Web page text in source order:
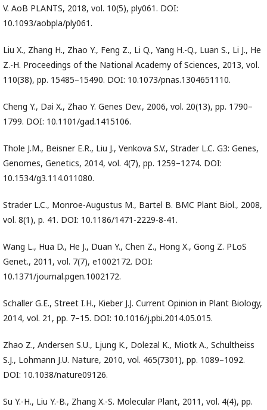
V. AoB PLANTS, 2018, vol. 10(5), ply061. DOI:
10.1093/aobpla/ply061.
Liu X., Zhang H., Zhao Y., Feng Z., Li Q., Yang H.-Q., Luan S., Li J., He
Z.-H. Proceedings of the National Academy of Sciences, 2013, vol.
110(38), pp. 15485–15490. DOI: 10.1073/pnas.1304651110.
Cheng Y., Dai X., Zhao Y. Genes Dev., 2006, vol. 20(13), pp. 1790–
1799. DOI: 10.1101/gad.1415106.
Thole J.M., Beisner E.R., Liu J., Venkova S.V., Strader L.C. G3: Genes,
Genomes, Genetics, 2014, vol. 4(7), pp. 1259–1274. DOI:
10.1534/g3.114.011080.
Strader L.C., Monroe-Augustus M., Bartel B. BMC Plant Biol., 2008,
vol. 8(1), p. 41. DOI: 10.1186/1471-2229-8-41.
Wang L., Hua D., He J., Duan Y., Chen Z., Hong X., Gong Z. PLoS
Genet., 2011, vol. 7(7), e1002172. DOI:
10.1371/journal.pgen.1002172.
Schaller G.E., Street I.H., Kieber J.J. Current Opinion in Plant Biology,
2014, vol. 21, pp. 7–15. DOI: 10.1016/j.pbi.2014.05.015.
Zhao Z., Andersen S.U., Ljung K., Dolezal K., Miotk A., Schultheiss
S.J., Lohmann J.U. Nature, 2010, vol. 465(7301), pp. 1089–1092.
DOI: 10.1038/nature09126.
Su Y.-H., Liu Y.-B., Zhang X.-S. Molecular Plant, 2011, vol. 4(4), pp.